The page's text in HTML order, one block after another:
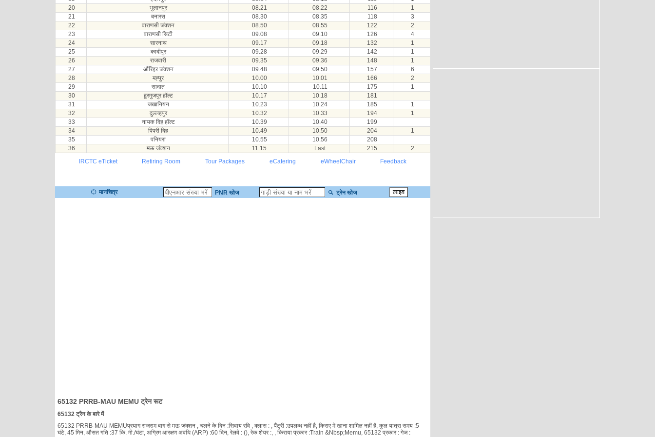
20
भुलानपुर 08.21 08.22 116
1
21
बनारस 08.30 08.35 118
3
22
वाराणसी जंक्शन 08.50 08.55 122
2
23
वाराणसी सिटी 09.08 09.10 126
4
24
सारनाथ 09.17 09.18 132
1
25
कादीपुर 09.28 09.29 142
1
26
राजवारी 09.35 09.36 148
1
27
औंरिहर जंक्शन 09.48 09.50 157
6
28
मह्पुर 10.00 10.01 166
2
29
सादात 10.10 10.11 175
1
30
हूरमुजपुर हॉल्ट 10.17 10.18
181
31
जखानियन 10.23 10.24 185
1
32
दुल्लहपुर 10.32 10.33 194
1
33
नायक दिह हॉल्ट 10.39 10.40
199
34
पिपरी दिह 10.49 10.50 204
1
35
पनियरा 10.55 10.56
208
36
मऊ जंक्शन 11.15 Last 215
2
IRCTC eTicket
Retiring Room Tour Packages eCatering eWheelChair Feedback
मानचित्र PNR खोज ट्रेन खोज
65132 PRRB-MAU MEMU ट्रेन रूट
65132 ट्रैन के बारे में
65132 PRRB-MAU MEMUप्रयाग राजराम बाग़ से मऊ जंक्शन , चलने के दिन :सिवाय रवि , क्लास : , पैंट्री :उपलब्ध नहीं है, किराए में खाना शामिल नहीं है, कुल यात्रा समय :5
घंटे, 45 मिन, औसत गति :37 कि. मी./घंटा, अग्रिम आरक्षण अवधि (ARP) :60 दिन, रेलवे : (), रेक शेयर : , , किराया प्रकार :Train &Nbsp;Memu, 65132 प्रकार : गेज :